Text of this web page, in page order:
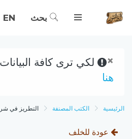
بحث EN
× لكي ترى كافة
هنا
الرئيسية الكتب المصنفة التطريز في
عودة للخلف